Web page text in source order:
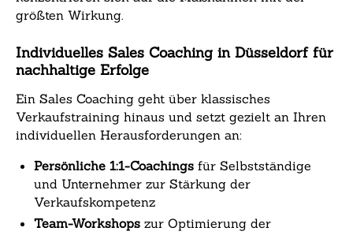
größten Wirkung.
Individuelles Sales Coaching in Düsseldorf für
nachhaltige Erfolge
Ein Sales Coaching geht über klassisches
Verkaufstraining hinaus und setzt gezielt an Ihren
individuellen Herausforderungen an:
Persönliche 1:1-Coachings für Selbstständige
und Unternehmer zur Stärkung der
Verkaufskompetenz
Team-Workshops zur Optimierung der